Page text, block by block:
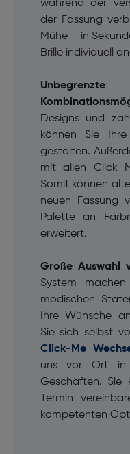
während der
der Fassung
Mühe – in
Brille individuell
Unbegrenzte
Designs und
können Sie
gestalten.
mit allen Click
Somit können
neuen Fassung
Palette an
erweitert.
Große Auswahl
System
modischen
Ihre Wünsche
Sie sich selbst
Click-Me
uns vor Ort in
Geschäften. Sie
Termin
kompetenten